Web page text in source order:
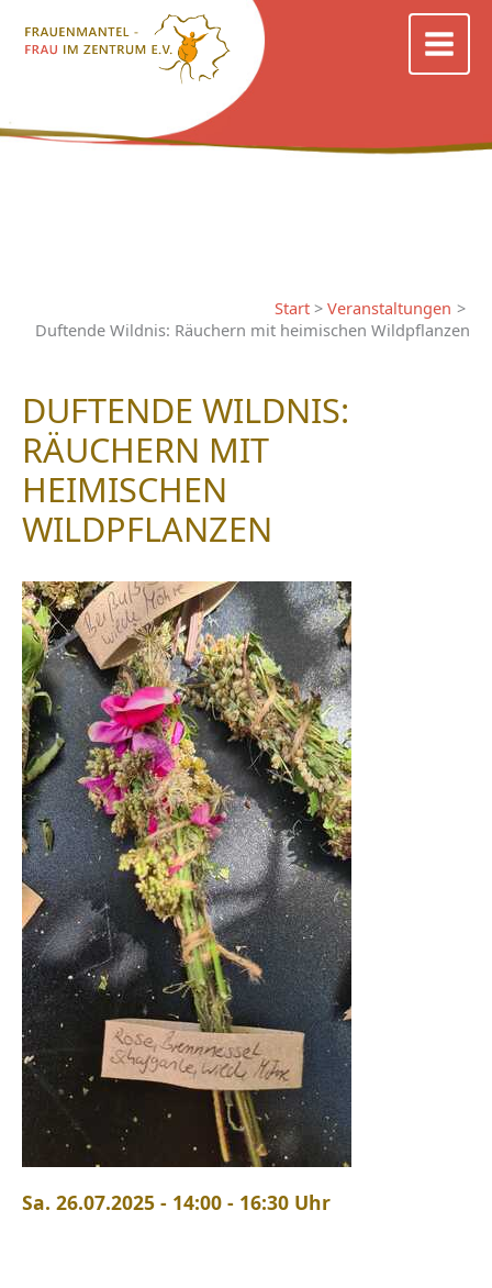
Inhalt
Start
Veranstaltungen
Duftende Wildnis: Räuchern mit heimischen Wildpflanzen
DUFTENDE WILDNIS:
RÄUCHERN MIT
HEIMISCHEN
WILDPFLANZEN
Sa. 26.07.2025 - 14:00 - 16:30 Uhr